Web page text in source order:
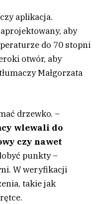
aplikacja.
aby
do 70 stopni
otwór, aby
Małgorzata
drzewko. –
wlewali do
czy nawet
punkty –
W weryfikacji
takie jak